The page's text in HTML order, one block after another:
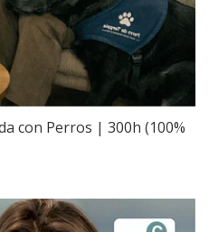
con Perros | 300h (100%